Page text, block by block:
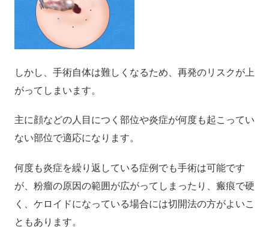
しかし、手術自体は難しくなるため、再発のリスクが上
がってしまいます。
主に顔などの人目につく部位や炎症が何度も起こってい
ない部位で適応になります。
何度も炎症を繰り返している症例でも手術は可能です
が、粉瘤の原因の範囲が広がってしまったり、瘢痕で硬
く、ケロイドになっている場合には切開法の方がよいこ
ともあります。